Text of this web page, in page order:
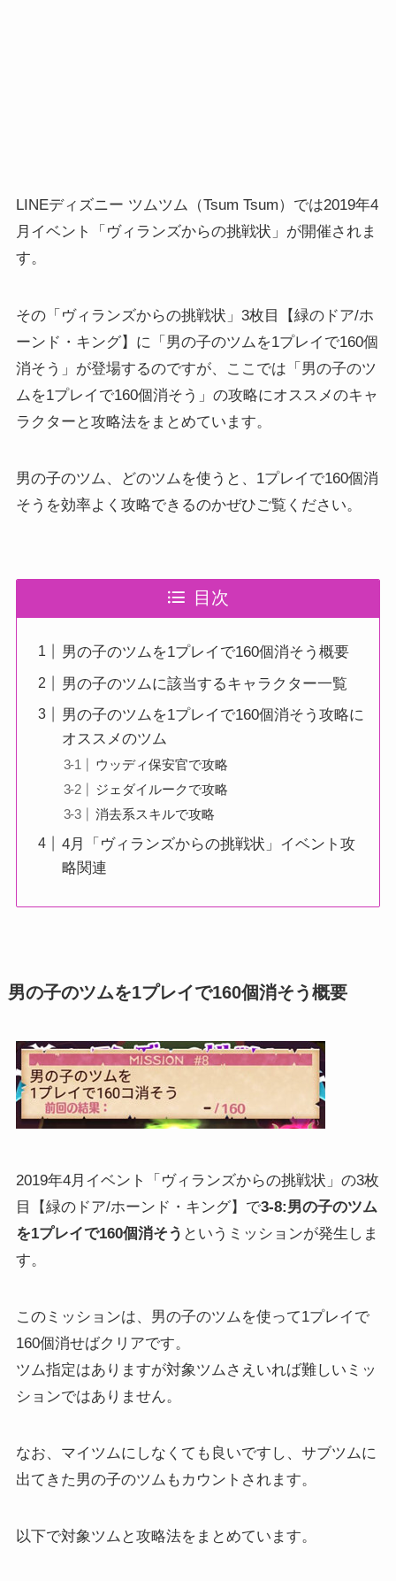
LINEディズニー ツムツム（Tsum Tsum）では2019年4
月イベント「ヴィランズからの挑戦状」が開催されま
す。
その「ヴィランズからの挑戦状」3枚目【緑のドア/ホ
ーンド・キング】に「男の子のツムを1プレイで160個
消そう」が登場するのですが、ここでは「男の子のツ
ムを1プレイで160個消そう」の攻略にオススメのキャ
ラクターと攻略法をまとめています。
男の子のツム、どのツムを使うと、1プレイで160個消
そうを効率よく攻略できるのかぜひご覧ください。
目次
男の子のツムを1プレイで160個消そう概要
男の子のツムに該当するキャラクター一覧
男の子のツムを1プレイで160個消そう攻略に
オススメのツム
ウッディ保安官で攻略
ジェダイルークで攻略
消去系スキルで攻略
4月「ヴィランズからの挑戦状」イベント攻
略関連
男の子のツムを1プレイで160個消そう概要
2019年4月イベント「ヴィランズからの挑戦状」の3枚
目【緑のドア/ホーンド・キング】で3-8:男の子のツム
を1プレイで160個消そう というミッションが発生しま
す。
このミッションは、男の子のツムを使って1プレイで
160個消せばクリアです。
ツム指定はありますが対象ツムさえいれば難しいミッ
ションではありません。
なお、マイツムにしなくても良いですし、サブツムに
出てきた男の子のツムもカウントされます。
以下で対象ツムと攻略法をまとめています。